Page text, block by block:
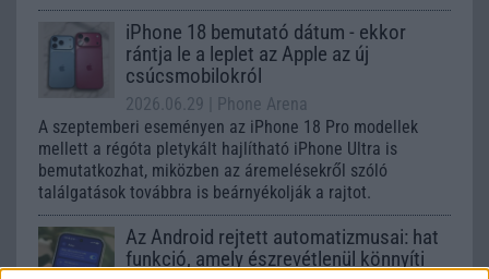
iPhone 18 bemutató dátum - ekkor
rántja le a leplet az Apple az új
csúcsmobilokról
2026.06.29
| Phone Arena
A szeptemberi eseményen az iPhone 18 Pro modellek
mellett a régóta pletykált hajlítható iPhone Ultra is
bemutatkozhat, miközben az áremelésekről szóló
találgatások továbbra is beárnyékolják a rajtot.
Az Android rejtett automatizmusai: hat
funkció, amely észrevétlenül könnyíti